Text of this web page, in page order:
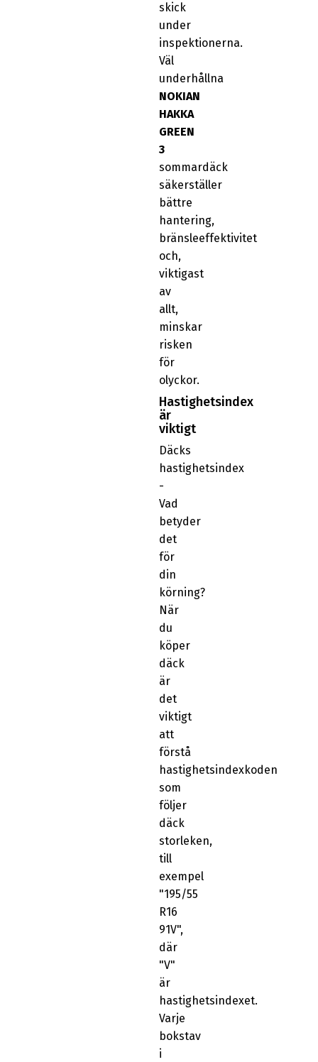
skick
under
inspektionerna.
Väl
underhållna
NOKIAN
HAKKA
GREEN
3
sommardäck
säkerställer
bättre
hantering,
bränsleeffektivitet
och,
viktigast
av
allt,
minskar
risken
för
olyckor.
Hastighetsindex
är
viktigt
Däcks
hastighetsindex
-
Vad
betyder
det
för
din
körning?
När
du
köper
däck
är
det
viktigt
att
förstå
hastighetsindexkoden
som
följer
däck
storleken,
till
exempel
"195/55
R16
91V",
där
"V"
är
hastighetsindexet.
Varje
bokstav
i